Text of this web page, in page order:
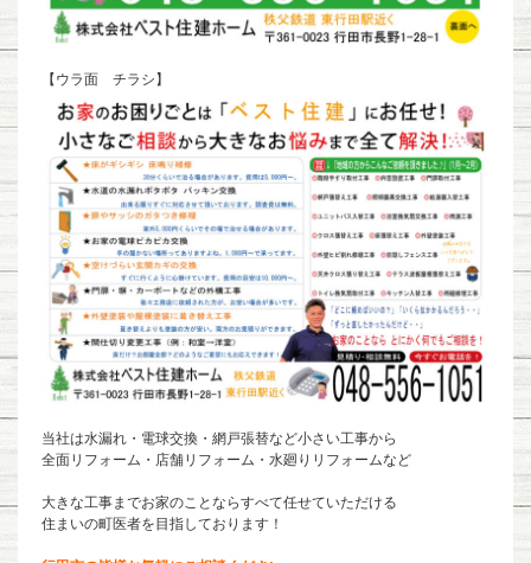
【ウラ面 チラシ】
当社は水漏れ・電球交換・網戸張替など小さい工事から
全面リフォーム・店舗リフォーム・水廻りリフォームなど
大きな工事までお家のことならすべて任せていただける
住まいの町医者を目指しております！